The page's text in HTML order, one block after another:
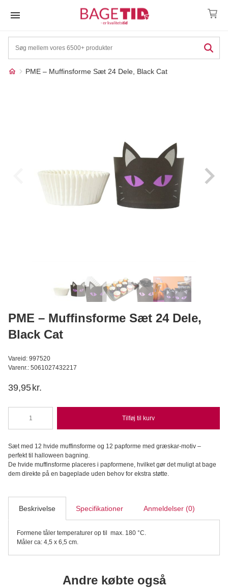
PME – Muffinsforme Sæt 24 Dele, Black Cat
Læg i kurv
PME – Muffinsforme Sæt 24 Dele,
Black Cat
Vareid: 997520
Varenr.: 5061027432217
39,95 kr.
-
Sæt
24
Dele,
Black
antal
Tilføj til kurv
Sæt med 12 hvide muffinsforme og 12 papforme med græskar-motiv –
perfekt til halloween bagning.
De hvide muffinsforme placeres i papformene, hvilket gør det muligt at bage
dem direkte på en bageplade uden behov for ekstra støtte.
Beskrivelse Specifikationer Anmeldelser (0)
Formene tåler temperaturer op til max. 180 °C.
Måler ca: 4,5 x 6,5 cm.
Andre købte også